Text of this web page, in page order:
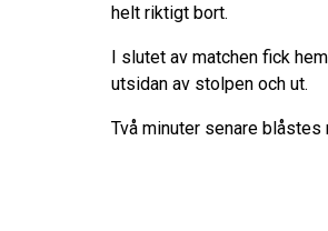
helt riktigt bort.
I slutet av matchen fick
utsidan av stolpen och ut.
Två minuter senare blåstes